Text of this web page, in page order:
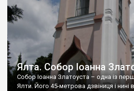
Ялта. Собор Іоанна
Собор Іоанна Златоуста – одна із
Ялти. Його 45-метрова дзвіниця і нині